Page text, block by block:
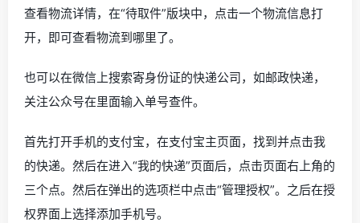
查看物流详情，在“待取件”版块中，点击一个物流信息打
开，即可查看物流到哪里了。
也可以在微信上搜索寄身份证的快递公司，如邮政快递，
关注公众号在里面输入单号查件。
首先打开手机的支付宝，在支付宝主页面，找到并点击我
的快递。然后在进入“我的快递”页面后，点击页面右上角的
三个点。然后在弹出的选项栏中点击“管理授权”。之后在授
权界面上选择添加手机号。